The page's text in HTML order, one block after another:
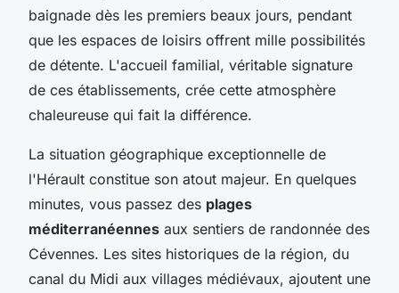
baignade dès les premiers beaux jours, pendant
que les espaces de loisirs offrent mille possibilités
de détente. L'accueil familial, véritable signature
de ces établissements, crée cette atmosphère
chaleureuse qui fait la différence.
La situation géographique exceptionnelle de
l'Hérault constitue son atout majeur. En quelques
minutes, vous passez des plages
méditerranéennes aux sentiers de randonnée des
Cévennes. Les sites historiques de la région, du
canal du Midi aux villages médiévaux, ajoutent une